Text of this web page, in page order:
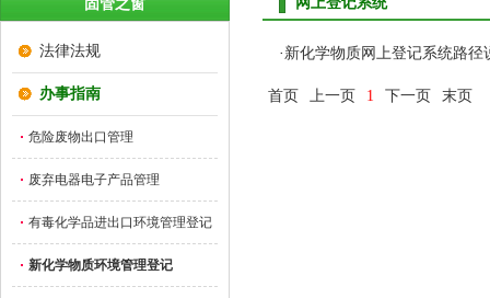
固管之窗
法律法规
办事指南
危险废物出口管理
废弃电器电子产品管理
有毒化学品进出口环境管理登记
新化学物质环境管理登记
· 新化学物质网上登记系统路径
首页 上一页 1 下一页 末页